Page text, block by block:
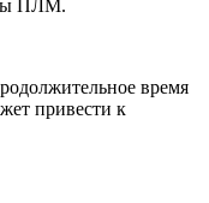
ПЛМ.
время
привести к